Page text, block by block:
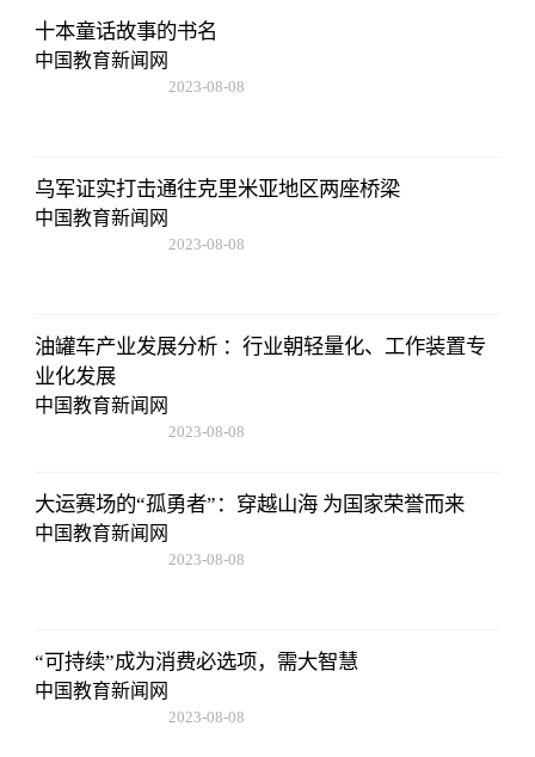
十本童话故事的书名
中国教育新闻网
2023-08-08
乌军证实打击通往克里米亚地区两座桥梁
中国教育新闻网
2023-08-08
油罐车产业发展分析 ：行业朝轻量化、工作装置专
业化发展
中国教育新闻网
2023-08-08
大运赛场的“孤勇者”：穿越山海 为国家荣誉而来
中国教育新闻网
2023-08-08
“可持续”成为消费必选项，需大智慧
中国教育新闻网
2023-08-08